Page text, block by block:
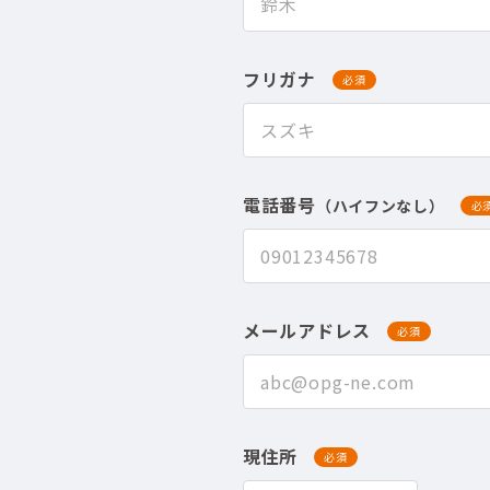
フリガナ 必須
電話番号 （ハイフンなし） 必
メールアドレス 必須
現住所 必須